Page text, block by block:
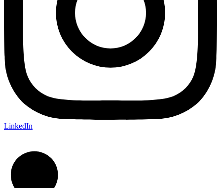
LinkedIn